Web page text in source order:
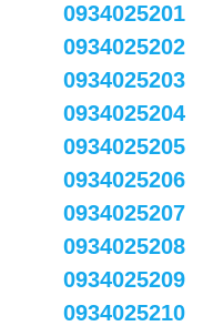
0934025201
0934025202
0934025203
0934025204
0934025205
0934025206
0934025207
0934025208
0934025209
0934025210